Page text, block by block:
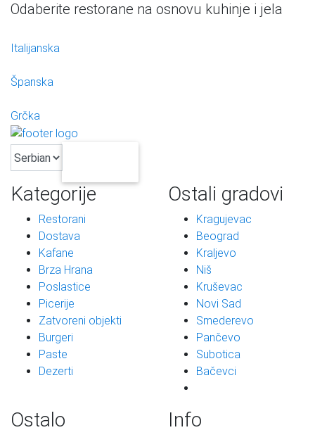
Odaberite restorane na osnovu kuhinje i jela
Italijanska
Španska
Grčka
Kategorije
Restorani
Dostava
Kafane
Brza Hrana
Poslastice
Picerije
Zatvoreni objekti
Burgeri
Paste
Dezerti
Ostali gradovi
Kragujevac
Beograd
Kraljevo
Niš
Kruševac
Novi Sad
Smederevo
Pančevo
Subotica
Bačevci
Ostalo Info